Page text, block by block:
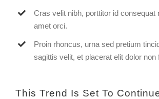
Cras velit nibh, porttitor id consequat
amet orci.
Proin rhoncus, urna sed pretium
sagittis velit, et placerat elit dolor non
This Trend Is Set To